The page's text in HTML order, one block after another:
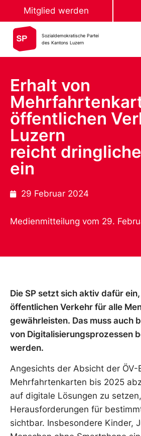
Mitglied werden
Sozialdemokratische Partei
des Kantons Luzern
Erhalt von
öffentlichen
Luzern
reicht
ein
29 Februar 2024
Medienmitteilung vom 29.
Die SP setzt sich aktiv dafür
öffentlichen Verkehr für alle
gewährleisten. Das muss auch
von Digitalisierungsprozessen
werden.
Angesichts der Absicht der ÖV-
Mehrfahrtenkarten bis 2025
auf digitale Lösungen zu
Herausforderungen für
sichtbar. Insbesondere Kinder,